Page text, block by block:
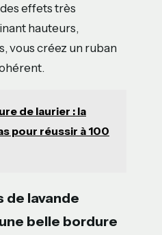
effets très
hauteurs,
vous créez un ruban
de laurier : la
pour réussir à 100
de lavande
belle bordure